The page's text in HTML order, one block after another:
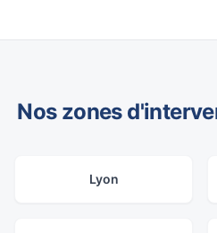
Nos zones
Lyon